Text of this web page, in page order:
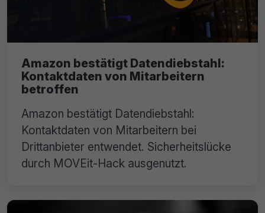
Amazon bestätigt Datendiebstahl:
Kontaktdaten von Mitarbeitern
betroffen
Amazon bestätigt Datendiebstahl:
Kontaktdaten von Mitarbeitern bei
Drittanbieter entwendet. Sicherheitslücke
durch MOVEit-Hack ausgenutzt.